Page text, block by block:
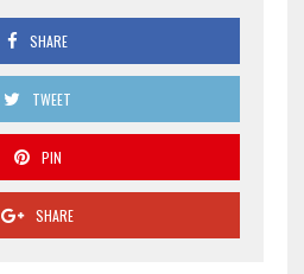
SHARE
TWEET
PIN
SHARE